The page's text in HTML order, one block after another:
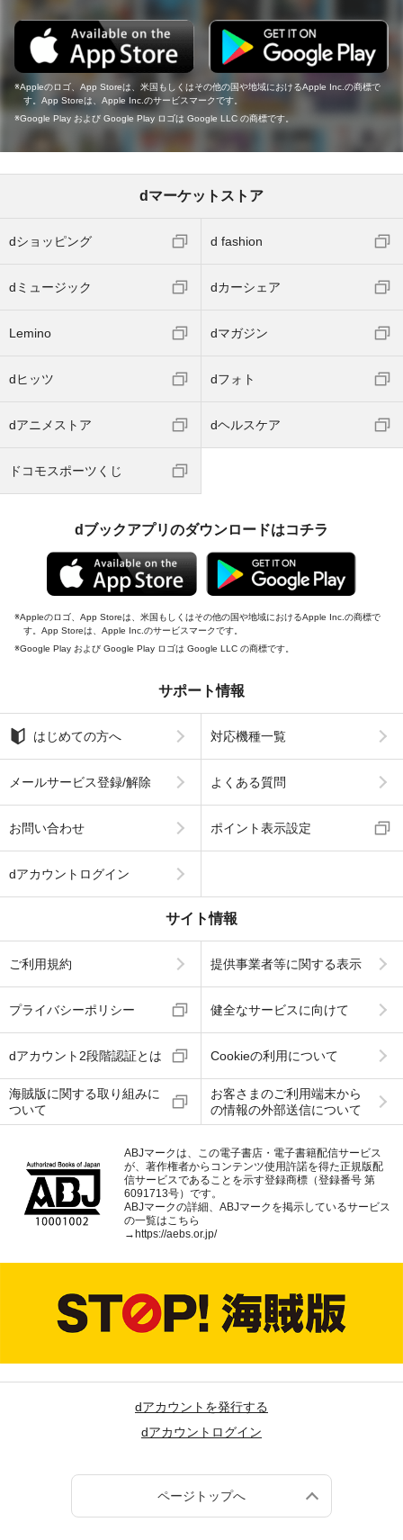
Appleのロゴ、App Storeは、米国もしくはその他の国や地域におけるApple Inc.の商標で
す。App Storeは、Apple Inc.のサービスマークです。
Google Play および Google Play ロゴは Google LLC の商標です。
dマーケットストア
dショッピング d fashion
dミュージック dカーシェア
Lemino dマガジン
dヒッツ dフォト
dアニメストア dヘルスケア
ドコモスポーツくじ
dブックアプリのダウンロードはコチラ
Appleのロゴ、App Storeは、米国もしくはその他の国や地域におけるApple Inc.の商標で
す。App Storeは、Apple Inc.のサービスマークです。
Google Play および Google Play ロゴは Google LLC の商標です。
サポート情報
はじめての方へ 対応機種一覧
メールサービス登録/解除 よくある質問
お問い合わせ ポイント表示設定
dアカウントログイン
サイト情報
ご利用規約 提供事業者等に関する表示
プライバシーポリシー 健全なサービスに向けて
dアカウント2段階認証とは Cookieの利用について
海賊版に関する取り組みに
ついて
お客さまのご利用端末から
の情報の外部送信について
ABJマークは、この電子書店・電子書籍配信サービス
が、著作権者からコンテンツ使用許諾を得た正規版配
信サービスであることを示す登録商標（登録番号 第
6091713号）です。
ABJマークの詳細、ABJマークを掲示しているサービス
の一覧はこちら
→ https://aebs.or.jp/
dアカウントを発行する
dアカウントログイン
ページトップへ